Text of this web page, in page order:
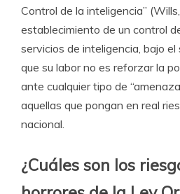
Control de la inteligencia”
establecimiento de un control
servicios de inteligencia, bajo
que su labor no es reforzar la
ante cualquier tipo de
aquellas que pongan en real
nacional.
¿Cuáles son los